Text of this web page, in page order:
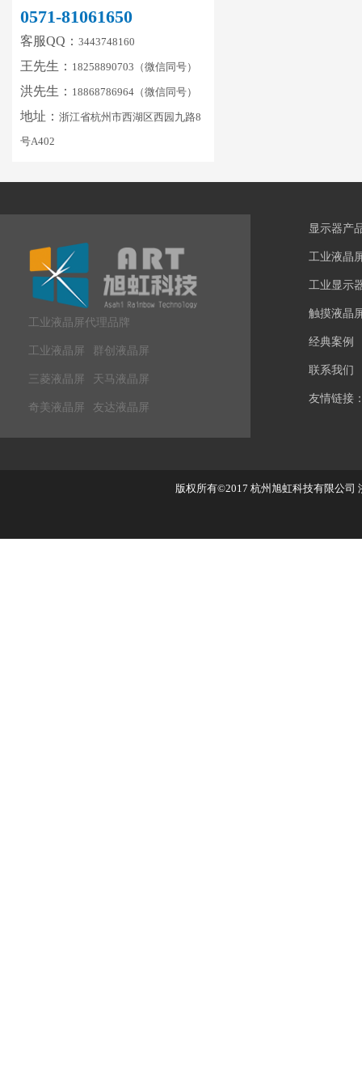
0571-81061650
客服QQ： 3443748160
王先生： 18258890703（微信同号）
洪先生： 18868786964（微信同号）
地址： 浙江省杭州市西湖区西园九路8
号A402
工业液晶屏代理品牌
工业液晶屏 群创液晶屏
三菱液晶屏 天马液晶屏
奇美液晶屏 友达液晶屏
显示器产
工业液晶
工业显示
触摸液晶
经典案例
联系我们
友情链接
版权所有©2017 杭州旭虹科技有限公司